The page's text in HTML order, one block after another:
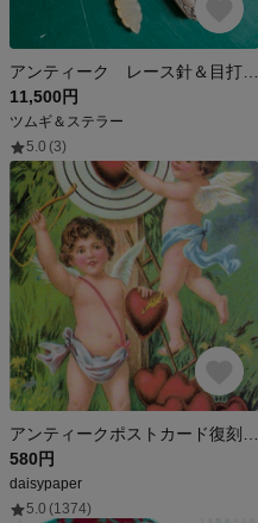
11,500円
ツムギ＆ステラー
5.0 (3)
580円
daisypaper
5.0 (1374)